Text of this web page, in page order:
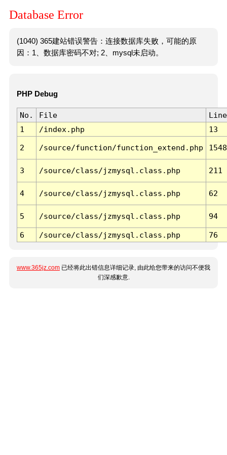
Database Error
(1040) 365建站错误警告：连接数据库失败，可能的原
因：1、数据库密码不对; 2、mysql未启动。
PHP Debug
No. File
Line
1
/index.php 13
2 /source/function/function_extend.php 1548
3 /source/class/jzmysql.class.php 211
4 /source/class/jzmysql.class.php 62
5 /source/class/jzmysql.class.php 94
6 /source/class/jzmysql.class.php 76
www.365jz.com 已经将此出错信息详细记录, 由此给您带来的访问不便我
们深感歉意.